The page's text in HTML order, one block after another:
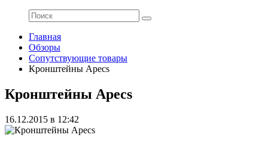
Главная
Обзоры
Сопутствующие товары
Кронштейны Apecs
Кронштейны Apecs
16.12.2015 в 12:42